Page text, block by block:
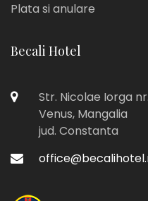
Plata si anulare
Becali Hotel
Str. Nicolae Iorga
Venus, Mangalia
jud. Constanta